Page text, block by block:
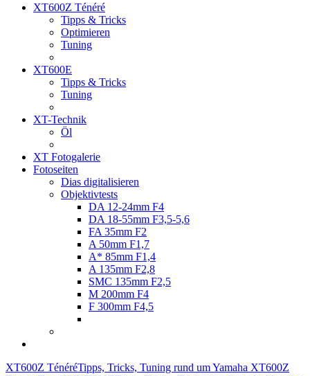
XT600Z Ténéré
Tipps & Tricks
Optimieren
Tuning
XT600E
Tipps & Tricks
Tuning
XT-Technik
Öl
XT Fotogalerie
Fotoseiten
Dias digitalisieren
Objektivtests
DA 12-24mm F4
DA 18-55mm F3,5-5,6
FA 35mm F2
A 50mm F1,7
A* 85mm F1,4
A 135mm F2,8
SMC 135mm F2,5
M 200mm F4
F 300mm F4,5
XT600Z TénéréTipps, Tricks, Tuning rund um Yamaha XT600Z